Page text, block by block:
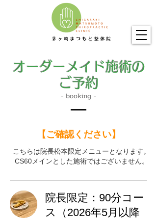
​オーダーメイド施術の
ご予約​
- booking -
​【ご確認ください】
こちらは院長松本限定メニューとなります。
​CS60メインとした施術ではございません。
院長限定：90分コー
ス（2026年5月以降